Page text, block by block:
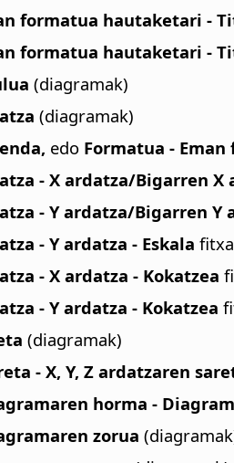
formatua hautaketari -
formatua hautaketari -
(diagramak)
(diagramak)
edo Formatua -
- X ardatza/Bigarren
- Y ardatza/Bigarren Y
- Y ardatza - Eskala
- X ardatza - Kokatzea
- Y ardatza - Kokatzea
(diagramak)
- X, Y, Z ardatzaren
horma -
zorua